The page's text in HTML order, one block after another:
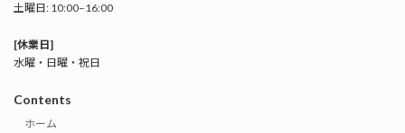
土曜日: 10:00–16:00
[休業日]
水曜・日曜・祝日
Contents
ホーム